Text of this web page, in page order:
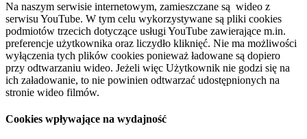
Na naszym serwisie internetowym, zamieszczane są wideo z
serwisu YouTube. W tym celu wykorzystywane są pliki cookies
podmiotów trzecich dotyczące usługi YouTube zawierające m.in.
preferencje użytkownika oraz liczydło kliknięć. Nie ma możliwości
wyłączenia tych plików cookies ponieważ ładowane są dopiero
przy odtwarzaniu wideo. Jeżeli więc Użytkownik nie godzi się na
ich załadowanie, to nie powinien odtwarzać udostępnionych na
stronie wideo filmów.
Cookies wpływające na wydajność